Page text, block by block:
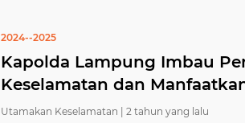
2024--2025
Kapolda Lampung Imbau
Keselamatan dan
Utamakan Keselamatan | 2 tahun yang lalu